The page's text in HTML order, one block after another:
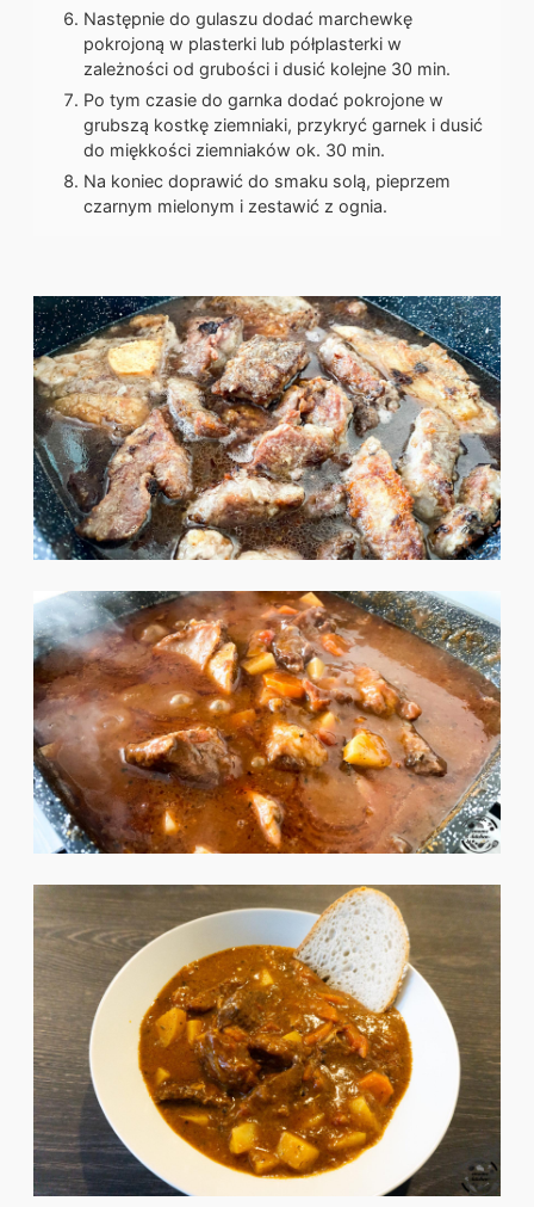
Następnie do gulaszu dodać marchewkę
pokrojoną w plasterki lub półplasterki w
zależności od grubości i dusić kolejne 30 min.
Po tym czasie do garnka dodać pokrojone w
grubszą kostkę ziemniaki, przykryć garnek i dusić
do miękkości ziemniaków ok. 30 min.
Na koniec doprawić do smaku solą, pieprzem
czarnym mielonym i zestawić z ognia.